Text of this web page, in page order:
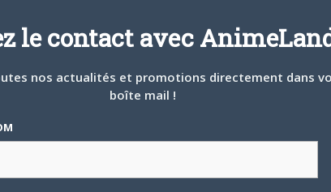
des shuriken et pas à moitié j’ai dû recevoir 70
j’ai quand même pas mal résisté mais je veux les
le contact avec
nos actualités et promotions directement dans
boîte mail !